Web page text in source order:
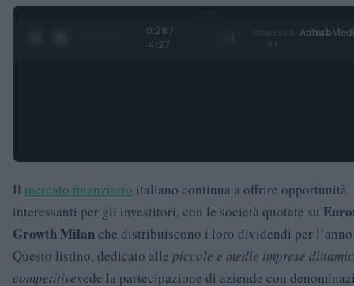
0:29 /
4:27
Ad hub
Il mercato finanziario italiano continua a offrire opportunità
interessanti per gli investitori, con le società quotate su
Growth Milanche distribuiscono i loro dividendi per
Questo listino, dedicato alle piccole e medie imprese
competitivevede la partecipazione di aziende con